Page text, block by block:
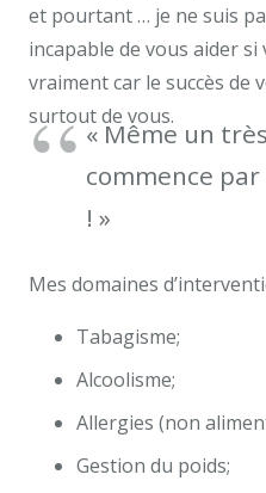
et pourtant … je ne suis
incapable de vous aider
vraiment car le succès de
surtout de vous.
« Même un
commence
! »
Mes domaines
Tabagisme;
Alcoolisme;
Allergies (non
Gestion du poids;